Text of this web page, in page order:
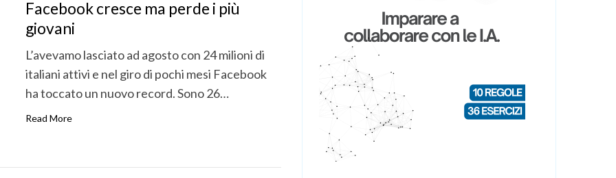
Facebook cresce ma perde i più
giovani
L’avevamo lasciato ad agosto con 24 milioni di
italiani attivi e nel giro di pochi mesi Facebook
ha toccato un nuovo record. Sono 26…
Read More